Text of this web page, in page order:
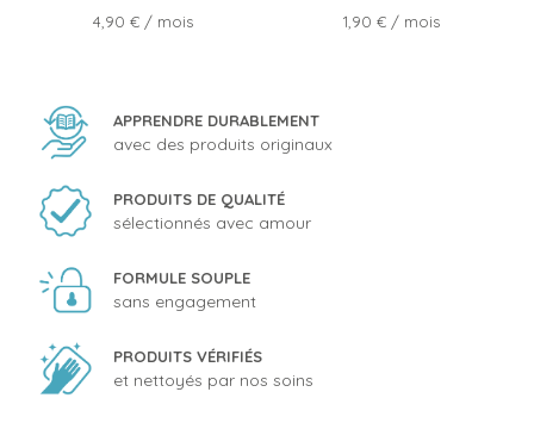
Prix
4,90 €/ mois Prix
1,90 € / mois
APPRENDRE DURABLEMENT
avec des produits originaux
PRODUITS DE QUALITÉ
sélectionnés avec amour
FORMULE SOUPLE
sans engagement
PRODUITS VÉRIFIÉS
et nettoyés par nos soins